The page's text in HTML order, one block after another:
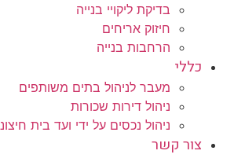
בדיקת ליקויי בנייה
חיזוק אריחים
הרחבות בנייה
כללי
מעבר לניהול בתים משותפים
ניהול דירות שכורות
ניהול נכסים על ידי ועד בית חיצוני
צור קשר